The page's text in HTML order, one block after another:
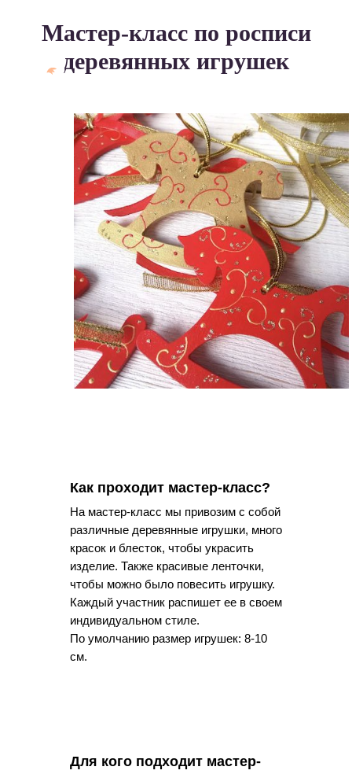
Мастер-класс по росписи
деревянных игрушек
Как проходит мастер-класс?
На мастер-класс мы привозим с собой
различные деревянные игрушки, много
красок и блесток, чтобы украсить
изделие. Также красивые ленточки,
чтобы можно было повесить игрушку.
Каждый участник распишет ее в своем
индивидуальном стиле.
По умолчанию размер игрушек: 8-10
см.
Для кого подходит мастер-